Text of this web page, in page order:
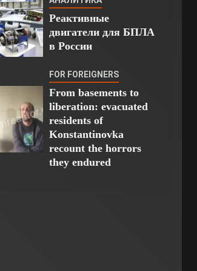
Реактивные
двигатели для БПЛА
в России
FOR FOREIGNERS
From basements to
liberation: evacuated
residents of
Konstantinovka
recount the horrors
they endured